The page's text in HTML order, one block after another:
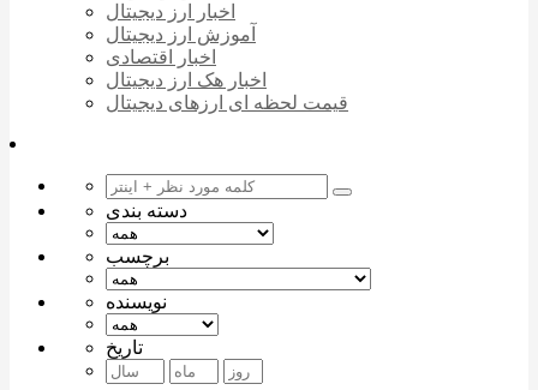
اخبار ارز دیجیتال
آموزش ارز دیجیتال
اخبار اقتصادی
اخبار هک ارز دیجیتال
قیمت لحظه ای ارزهای دیجیتال
دسته بندی
برچسب
نویسنده
تاریخ